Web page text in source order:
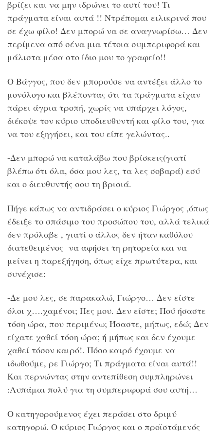
βρίζει και να μην ιδρώνει το αυτί του! Τι
πράγματα είναι αυτά !! Ντρέπομαι ειλικρινά που
σε έχω φίλο! Δεν μπορώ να σε αναγνωρίσω… Δεν
περίμενα από σένα μια τέτοια συμπεριφορά και
μάλιστα μέσα στο ίδιο μου το γραφείο!!
Ο Βάγγος, που δεν μπορούσε να αντέξει άλλο το
μονόλογο και βλέποντας ότι τα πράγματα είχαν
πάρει άγρια τροπή, χωρίς να υπάρχει λόγος,
διέκοψε τον κύριο υποδιευθυντή και φίλο του, για
να του εξηγήσει, και του είπε γελώντας..
-Δεν μπορώ να καταλάβω που βρίσκεις(γιατί
βλέπω ότι όλα, όσα μου λες, τα λες σοβαρά) εσύ
και ο διευθυντής σου τη βρισιά.
Πήγε κάπως να αντιδράσει ο κύριος Γιώργος ,όπως
έδειξε το σπάσιμο του προσώπου του, αλλά τελικά
δεν πρόλαβε , γιατί ο άλλος δεν ήταν καθόλου
διατεθειμένος να αφήσει τη ρητορεία και να
μείνει η παρεξήγηση, όπως είχε πρωτύτερα, και
συνέχισε:
-Δε μου λες, σε παρακαλώ, Γιώργο… Δεν είστε
όλοι χ….χαμένοι; Πες μου. Δεν είστε; Πού ήσαστε
τόση ώρα, που περιμένω; Ήσαστε, μήπως, εδώ; Δεν
είχατε χαθεί τόση ώρα; ή μήπως και δεν έχουμε
χαθεί τόσον καιρό!. Πόσο καιρό έχουμε να
ιδωθούμε, ρε Γιώργο; Τι πράγματα είναι αυτά!!
Και περνώντας στην αντεπίθεση συμπληρώνει
:Λυπάμαι πολύ για τη συμπεριφορά σου αυτή…
Ο κατηγορούμενος έχει περάσει στο δριμύ
κατηγορώ. Ο κύριος Γιώργος και ο προϊστάμενός